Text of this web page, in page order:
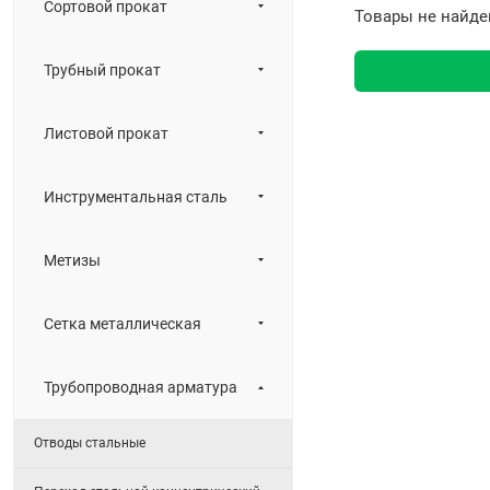
Сортовой прокат
Трубный прокат
Листовой прокат
Инструментальная сталь
Метизы
Сетка металлическая
Трубопроводная арматура
Отводы стальные
Товары не